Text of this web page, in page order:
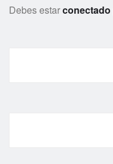
Debes estarconectado